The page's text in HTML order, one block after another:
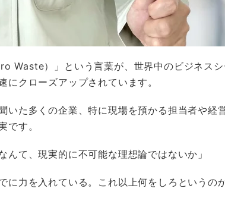
Waste）」という言葉が、世界中のビジネス
にクローズアップされています。
いた多くの企業、特に現場を預かる担当者や経
です。
んて、現実的に不可能な理想論ではないか」
に力を入れている。これ以上何をしろというのか